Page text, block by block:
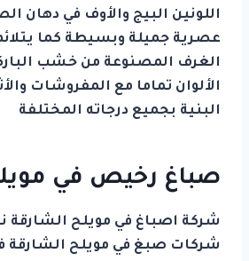
اللونين البيج والأوف في دهان
عصرية جميلة وبسيطة كما
الغرف المصنوعة من خشب
الألوان تماما مع المفروشات
البنية بجميع درجاته المختلفة
صباغ رخيص في
شركة اصباغ في مويلح الشارقة
شركات صبغ في مويلح الشارقة